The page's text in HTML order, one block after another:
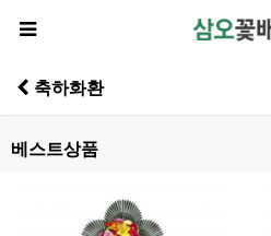
축하화환
베스트상품